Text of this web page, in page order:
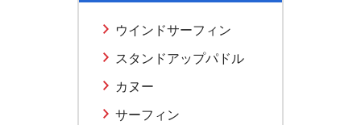
ウインドサーフィン
スタンドアップパドル
カヌー
サーフィン